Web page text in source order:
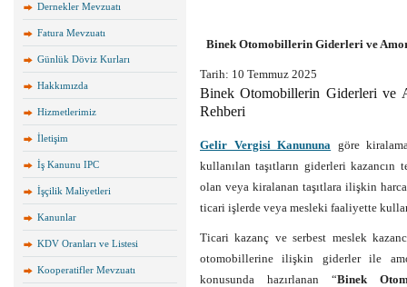
Dernekler Mevzuatı
Fatura Mevzuatı
Günlük Döviz Kurları
Hakkımızda
Hizmetlerimiz
İletişim
İş Kanunu IPC
İşçilik Maliyetleri
Kanunlar
KDV Oranları ve Listesi
Kooperatifler Mevzuatı
Binek Otomobillerin Giderleri ve
Tarih: 10 Temmuz 2025
Binek Otomobillerin Giderleri ve
Rehberi
Gelir Vergisi Kanununa göre
kullanılan taşıtların giderleri
olan veya kiralanan taşıtlara ilişkin
ticari işlerde veya mesleki faaliyette
Ticari kazanç ve serbest meslek
otomobillerine ilişkin giderler ile
konusunda hazırlanan “Binek